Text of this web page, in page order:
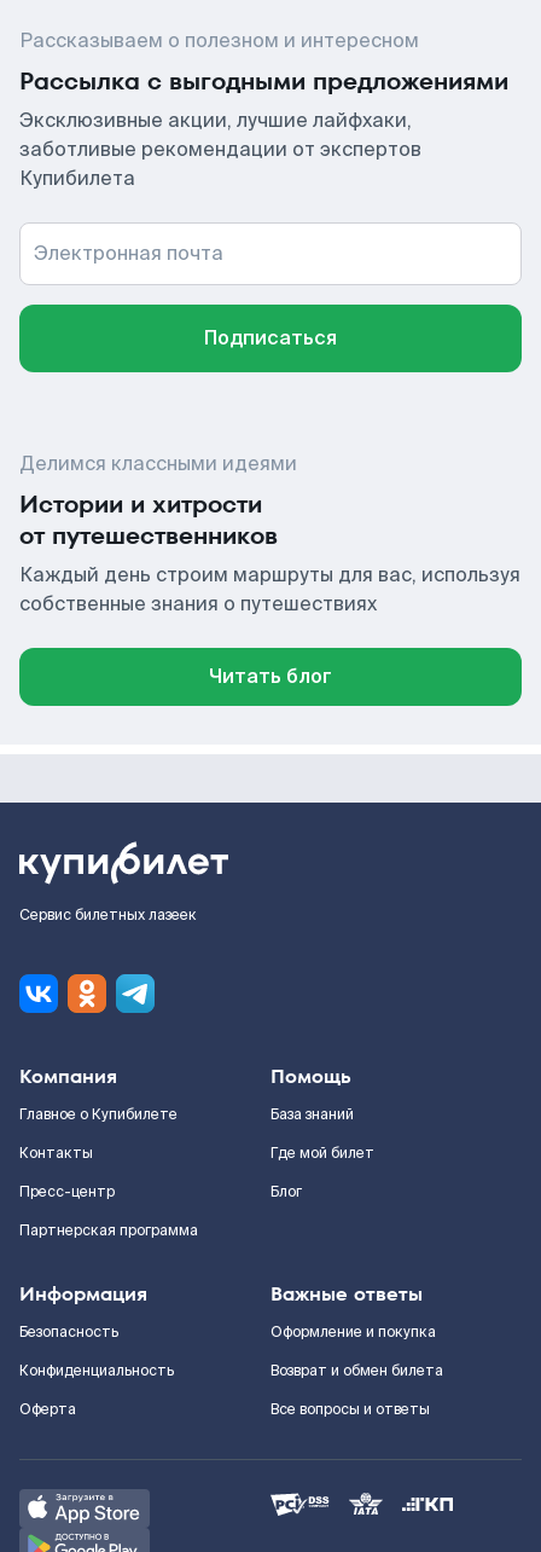
Рассказываем о полезном и интересном
Рассылка с выгодными предложениями
Эксклюзивные акции, лучшие лайфхаки,
заботливые рекомендации от экспертов
Купибилета
Электронная почта
Подписаться
Делимся классными идеями
Истории и хитрости
от путешественников
Каждый день строим маршруты для вас, используя
собственные знания о путешествиях
Читать блог
Сервис билетных лазеек
Компания
Главное о Купибилете
Контакты
Пресс-центр
Партнерская программа
Помощь
База знаний
Где мой билет
Блог
Информация
Безопасность
Конфиденциальность
Оферта
Важные ответы
Оформление и покупка
Возврат и обмен билета
Все вопросы и ответы